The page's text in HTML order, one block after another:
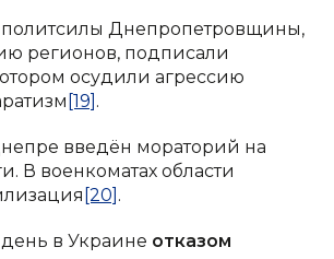
Днепропетровщины,
регионов, подписали
осудили агрессию
[19] .
введён мораторий на
В военкоматах области
[20] .
в Украине отказом